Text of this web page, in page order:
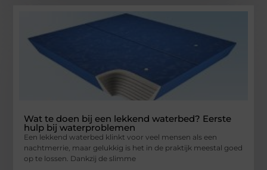
Wat te doen bij een lekkend waterbed? Eerste
hulp bij waterproblemen
Een lekkend waterbed klinkt voor veel mensen als een
nachtmerrie, maar gelukkig is het in de praktijk meestal goed
op te lossen. Dankzij de slimme